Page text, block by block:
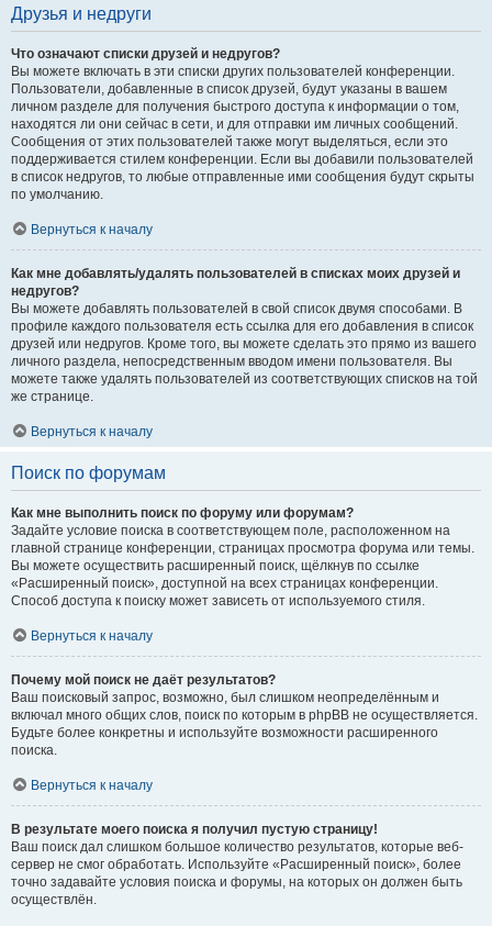
Друзья и недруги
Что означают списки друзей и недругов?
Вы можете включать в эти списки других пользователей конференции.
Пользователи, добавленные в список друзей, будут указаны в вашем
личном разделе для получения быстрого доступа к информации о том,
находятся ли они сейчас в сети, и для отправки им личных сообщений.
Сообщения от этих пользователей также могут выделяться, если это
поддерживается стилем конференции. Если вы добавили пользователей
в список недругов, то любые отправленные ими сообщения будут скрыты
по умолчанию.
Вернуться к началу
Как мне добавлять/удалять пользователей в списках моих друзей и
недругов?
Вы можете добавлять пользователей в свой список двумя способами. В
профиле каждого пользователя есть ссылка для его добавления в список
друзей или недругов. Кроме того, вы можете сделать это прямо из вашего
личного раздела, непосредственным вводом имени пользователя. Вы
можете также удалять пользователей из соответствующих списков на той
же странице.
Вернуться к началу
Поиск по форумам
Как мне выполнить поиск по форуму или форумам?
Задайте условие поиска в соответствующем поле, расположенном на
главной странице конференции, страницах просмотра форума или темы.
Вы можете осуществить расширенный поиск, щёлкнув по ссылке
«Расширенный поиск», доступной на всех страницах конференции.
Способ доступа к поиску может зависеть от используемого стиля.
Вернуться к началу
Почему мой поиск не даёт результатов?
Ваш поисковый запрос, возможно, был слишком неопределённым и
включал много общих слов, поиск по которым в phpBB не осуществляется.
Будьте более конкретны и используйте возможности расширенного
поиска.
Вернуться к началу
В результате моего поиска я получил пустую страницу!
Ваш поиск дал слишком большое количество результатов, которые веб-
сервер не смог обработать. Используйте «Расширенный поиск», более
точно задавайте условия поиска и форумы, на которых он должен быть
осуществлён.